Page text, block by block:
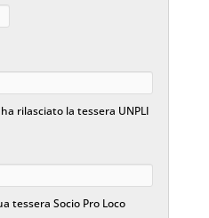
rilasciato la tessera UNPLI
tessera Socio Pro Loco